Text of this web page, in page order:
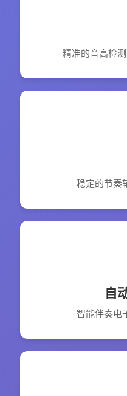
精准的音高检
稳定的节奏
自
智能伴奏电